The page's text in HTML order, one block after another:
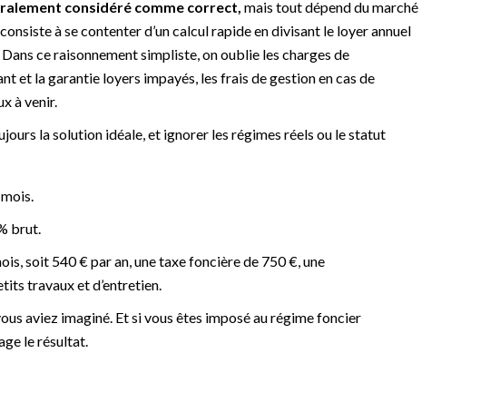
considéré comme correct, mais tout dépend du marché
à se contenter d’un calcul rapide en divisant le loyer annuel
ce raisonnement simpliste, on oublie les charges de
et la garantie loyers impayés, les frais de gestion en cas de
à venir.
la solution idéale, et ignorer les régimes réels ou le statut
brut.
soit 540 € par an, une taxe foncière de 750 €, une
travaux et d’entretien.
aviez imaginé. Et si vous êtes imposé au régime foncier
le résultat.